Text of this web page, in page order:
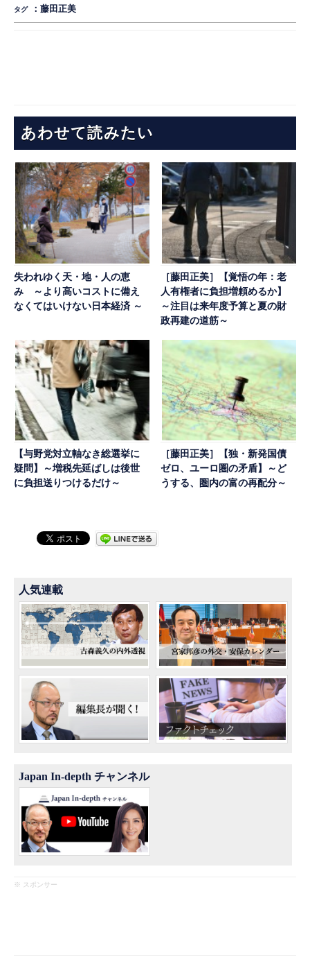
タグ ：藤田正美
あわせて読みたい
失われゆく天・地・人の恵
み ～より高いコストに備え
なくてはいけない日本経済 ～
［藤田正美］【覚悟の年：老
人有権者に負担増頼めるか】
～注目は来年度予算と夏の財
政再建の道筋～
【与野党対立軸なき総選挙に
疑問】～増税先延ばしは後世
に負担送りつけるだけ～
［藤田正美］【独・新発国債
ゼロ、ユーロ圏の矛盾】～ど
うする、圏内の富の再配分～
人気連載
Japan In-depth チャンネル
※ スポンサー